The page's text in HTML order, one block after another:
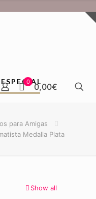
0 0,00€
para Amigas
Medalla Plata
Show all